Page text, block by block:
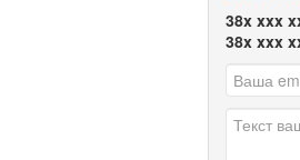
38x xxx
38x xxx